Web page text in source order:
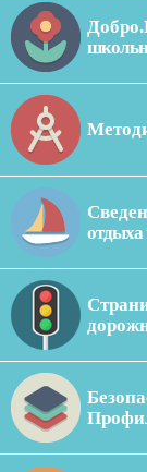
отдыха